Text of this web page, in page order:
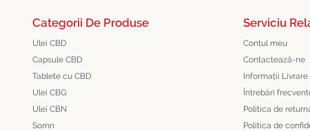
Categorii De Produse
Ulei CBD
Capsule CBD
Tablete cu CBD
Ulei CBG
Ulei CBN
Somn
Serviciu
Contul meu
Contactează-ne
Informații Livrare
Întrebări
Politica de
Politica de